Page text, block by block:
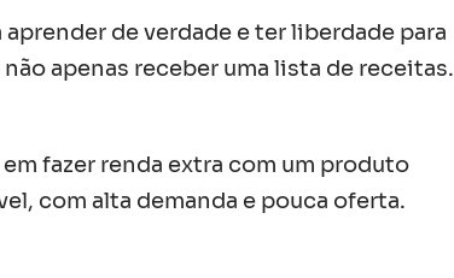
aprender de verdade e ter liberdade para
não apenas receber uma lista de receitas.
em fazer renda extra com um produto
com alta demanda e pouca oferta.